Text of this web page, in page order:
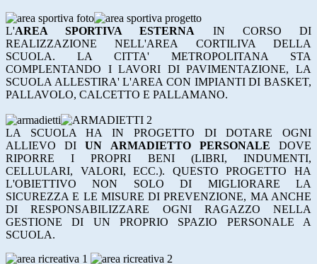
L'AREA SPORTIVA ESTERNA IN CORSO DI
REALIZZAZIONE NELL'AREA CORTILIVA DELLA
SCUOLA. LA CITTA' METROPOLITANA STA
COMPLENTANDO I LAVORI DI PAVIMENTAZIONE, LA
SCUOLA ALLESTIRA' L'AREA CON IMPIANTI DI BASKET,
PALLAVOLO, CALCETTO E PALLAMANO.
LA SCUOLA HA IN PROGETTO DI DOTARE OGNI
ALLIEVO DIUN ARMADIETTO PERSONALE DOVE
RIPORRE I PROPRI BENI (LIBRI, INDUMENTI,
CELLULARI, VALORI, ECC.). QUESTO PROGETTO HA
L'OBIETTIVO NON SOLO DI MIGLIORARE LA
SICUREZZA E LE MISURE DI PREVENZIONE, MA ANCHE
DI RESPONSABILIZZARE OGNI RAGAZZO NELLA
GESTIONE DI UN PROPRIO SPAZIO PERSONALE A
SCUOLA.